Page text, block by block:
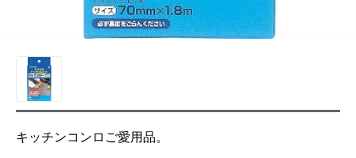
キッチンコンロご愛用品。